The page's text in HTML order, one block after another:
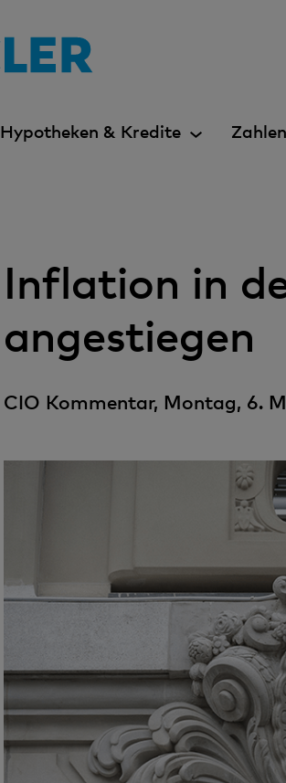
Hypotheken & Kredite
Inflation in
angestiegen
CIO Kommentar, Montag, 6.